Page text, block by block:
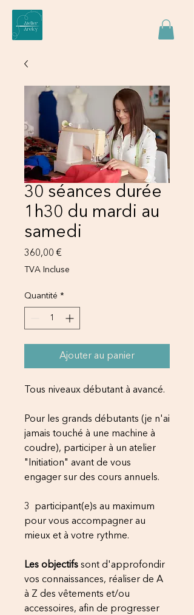
30 séances durée
1h30 du mardi au
samedi
360,00 €
TVA Incluse
Quantité *
Ajouter au panier
Tous niveaux débutant à avancé.
Pour les grands débutants (je n'ai
jamais touché à une machine à
coudre), participer à un atelier
"Initiation" avant de vous
engager sur des cours annuels.
3 participant(e)s au maximum
pour vous accompagner au
mieux et à votre rythme.
Les objectifs sont d'approfondir
vos connaissances, réaliser de A
à Z des vêtements et/ou
accessoires, afin de progresser